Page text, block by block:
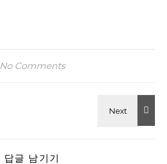
No Comments
답글 남기기